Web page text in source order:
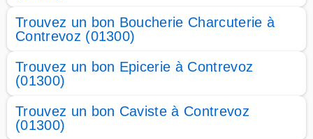
Trouvez un bon Boucherie Charcuterie à
Contrevoz (01300)
Trouvez un bon Epicerie à Contrevoz
(01300)
Trouvez un bon Caviste à Contrevoz
(01300)